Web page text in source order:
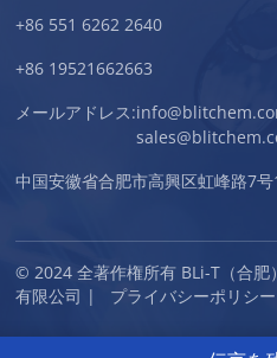
+86 551 6262 2640
+86 19521662663
メールアドレス:
中国安徽省合肥市高興区虹峰路7
© 2024 全著作権所有 BLi-T（合肥
有限公司 | プライバシーポリシー